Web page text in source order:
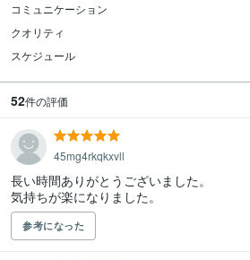
コミュニケーション
クオリティ
スケジュール
52件の評価
45mg4rkqkxvll
長い時間ありがとうございました。
気持ちが楽になりました。
参考になった